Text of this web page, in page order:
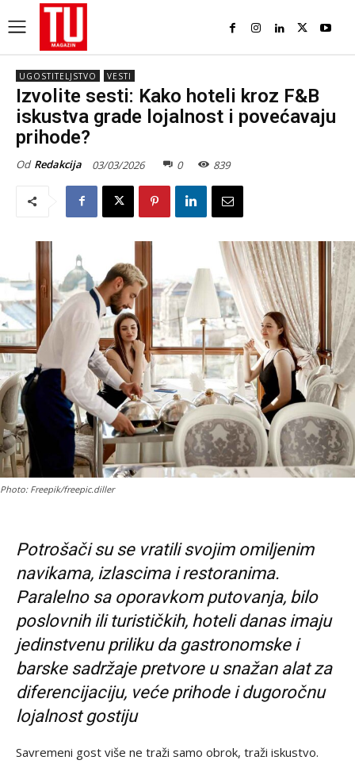
UGOSTITELJSTVO VESTI
Izvolite sesti: Kako hoteli kroz F&B
iskustva grade lojalnost i povećavaju
prihode?
Od Redakcija 03/03/2026 0 839
Photo: Freepik/freepic.diller
Potrošači su se vratili svojim omiljenim
navikama, izlascima i restoranima.
Paralelno sa oporavkom putovanja, bilo
poslovnih ili turističkih, hoteli danas imaju
jedinstvenu priliku da gastronomske i
barske sadržaje pretvore u snažan alat za
diferencijaciju, veće prihode i dugoročnu
lojalnost gostiju
Savremeni gost više ne traži samo obrok, traži iskustvo.